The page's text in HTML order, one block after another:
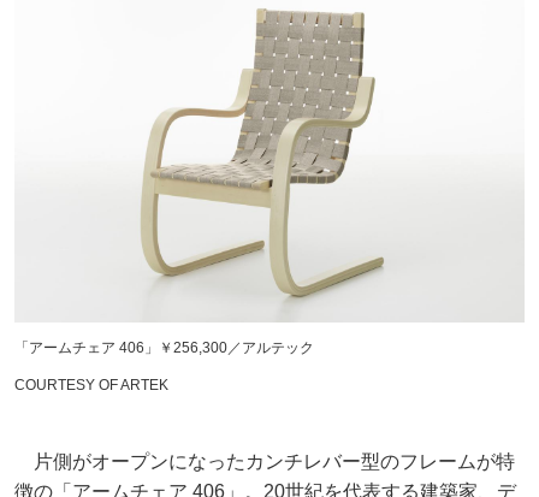
「アームチェア 406」￥256,300／アルテック
COURTESY OF ARTEK
片側がオープンになったカンチレバー型のフレームが特
徴の「アームチェア 406」。20世紀を代表する建築家、デ